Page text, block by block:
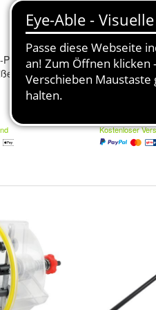
Plus-Meißel 40
aus Stahl
Fischer
mm Ø 40
Kostenloser